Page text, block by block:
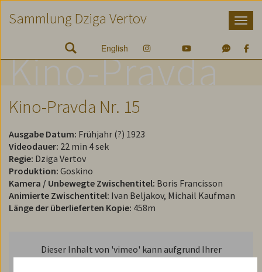
Zum
Inhalt
Zum
Hauptmenü
Zur
Suche
Sammlung Dziga Vertov
English
Kino-Pravda
Kino-Pravda Nr. 15
Ausgabe Datum: Frühjahr (?) 1923
Videodauer: 22 min 4 sek
Regie: Dziga Vertov
Produktion: Goskino
Kamera / Unbewegte Zwischentitel: Boris Francisson
Animierte Zwischentitel: Ivan Beljakov, Michail Kaufman
Länge der überlieferten Kopie: 458m
Dieser Inhalt von 'vimeo' kann aufgrund Ihrer